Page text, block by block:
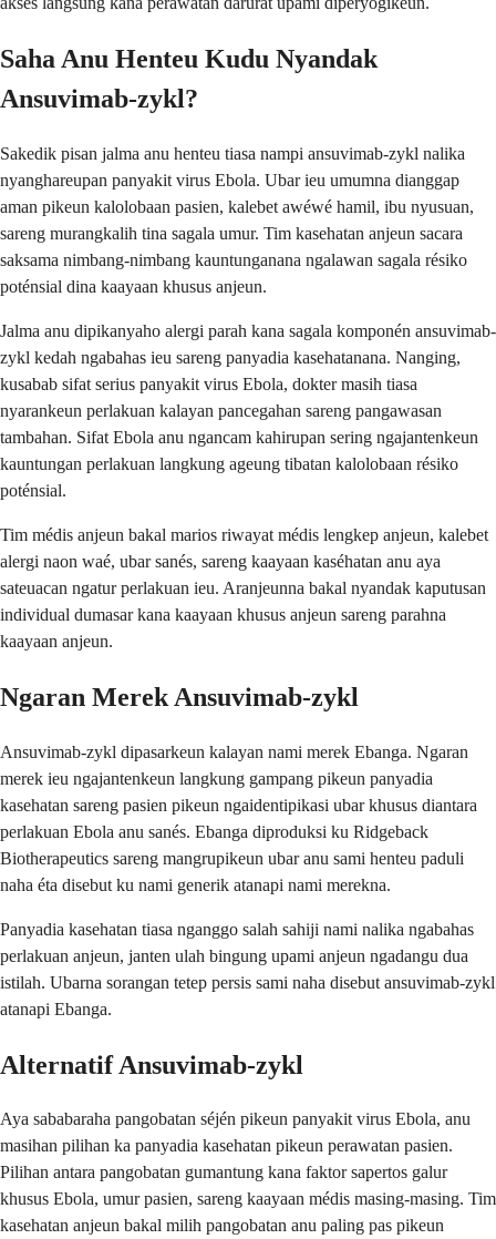
Saha Anu Henteu Kudu Nyandak
Ansuvimab-zykl?
Sakedik pisan jalma anu henteu tiasa nampi ansuvimab-zykl nalika
nyanghareupan panyakit virus Ebola. Ubar ieu umumna dianggap
aman pikeun kalolobaan pasien, kalebet awéwé hamil, ibu nyusuan,
sareng murangkalih tina sagala umur. Tim kasehatan anjeun sacara
saksama nimbang-nimbang kauntunganana ngalawan sagala résiko
poténsial dina kaayaan khusus anjeun.
Jalma anu dipikanyaho alergi parah kana sagala komponén ansuvimab-
zykl kedah ngabahas ieu sareng panyadia kasehatanana. Nanging,
kusabab sifat serius panyakit virus Ebola, dokter masih tiasa
nyarankeun perlakuan kalayan pancegahan sareng pangawasan
tambahan. Sifat Ebola anu ngancam kahirupan sering ngajantenkeun
kauntungan perlakuan langkung ageung tibatan kalolobaan résiko
poténsial.
Tim médis anjeun bakal marios riwayat médis lengkep anjeun, kalebet
alergi naon waé, ubar sanés, sareng kaayaan kaséhatan anu aya
sateuacan ngatur perlakuan ieu. Aranjeunna bakal nyandak kaputusan
individual dumasar kana kaayaan khusus anjeun sareng parahna
kaayaan anjeun.
Ngaran Merek Ansuvimab-zykl
Ansuvimab-zykl dipasarkeun kalayan nami merek Ebanga. Ngaran
merek ieu ngajantenkeun langkung gampang pikeun panyadia
kasehatan sareng pasien pikeun ngaidentipikasi ubar khusus diantara
perlakuan Ebola anu sanés. Ebanga diproduksi ku Ridgeback
Biotherapeutics sareng mangrupikeun ubar anu sami henteu paduli
naha éta disebut ku nami generik atanapi nami merekna.
Panyadia kasehatan tiasa nganggo salah sahiji nami nalika ngabahas
perlakuan anjeun, janten ulah bingung upami anjeun ngadangu dua
istilah. Ubarna sorangan tetep persis sami naha disebut ansuvimab-zykl
atanapi Ebanga.
Alternatif Ansuvimab-zykl
Aya sababaraha pangobatan séjén pikeun panyakit virus Ebola, anu
masihan pilihan ka panyadia kasehatan pikeun perawatan pasien.
Pilihan antara pangobatan gumantung kana faktor sapertos galur
khusus Ebola, umur pasien, sareng kaayaan médis masing-masing. Tim
kasehatan anjeun bakal milih pangobatan anu paling pas pikeun